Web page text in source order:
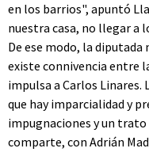
en los barrios", apuntó
nuestra casa, no llegar a
De ese modo, la
existe connivencia entre
impulsa a Carlos
que hay imparcialidad y
impugnaciones y un
comparte, con Adrián